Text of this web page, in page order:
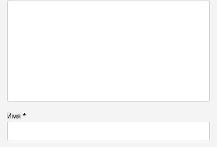
Имя *